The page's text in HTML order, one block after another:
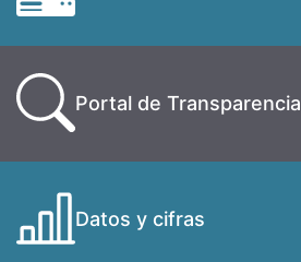
Portal de Transparencia
Datos y cifras